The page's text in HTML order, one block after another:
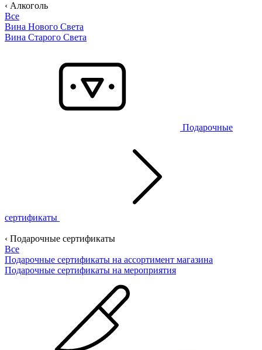
‹ Алкоголь
Все
Вина Нового Света
Вина Старого Света
Подарочные
сертификаты
‹ Подарочные сертификаты
Все
Подарочные сертификаты на ассортимент магазина
Подарочные сертификаты на мероприятия